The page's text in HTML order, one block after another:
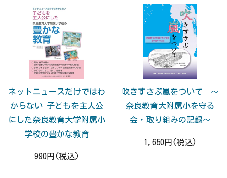
ネットニュースだけではわ
からない 子どもを主人公
にした奈良教育大学附属小
学校の豊かな教育
990円(税込)
吹きすさぶ嵐をついて ～
奈良教育大附属小を守る
会・取り組みの記録～
1,650円(税込)